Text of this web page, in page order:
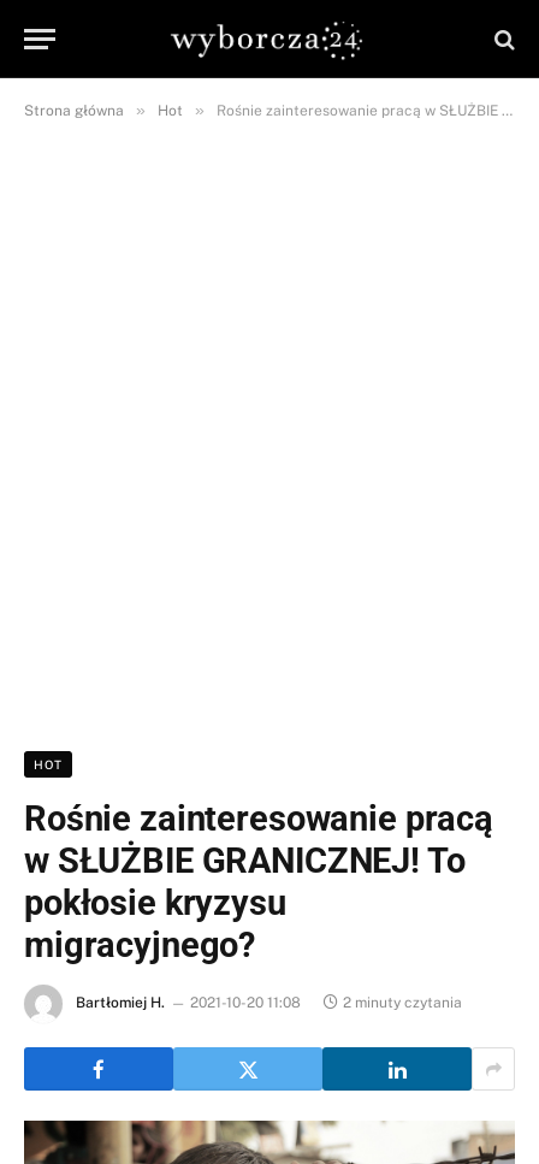
Strona główna » Hot » Rośnie zainteresowanie pracą w SŁUŻBIE GRANICZNEJ! To pokłosie kryzysu migracyjnego?
HOT
Rośnie zainteresowanie pracą
w SŁUŻBIE GRANICZNEJ! To
pokłosie kryzysu
migracyjnego?
Bartłomiej H. 2021-10-20 11:08 2 minuty czytania